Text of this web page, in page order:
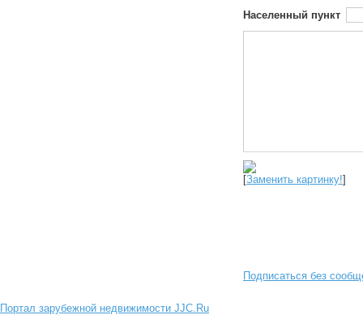
Населенный пункт
[Заменить картинку!]
Подписаться без
Портал зарубежной недвижимости JJC.Ru